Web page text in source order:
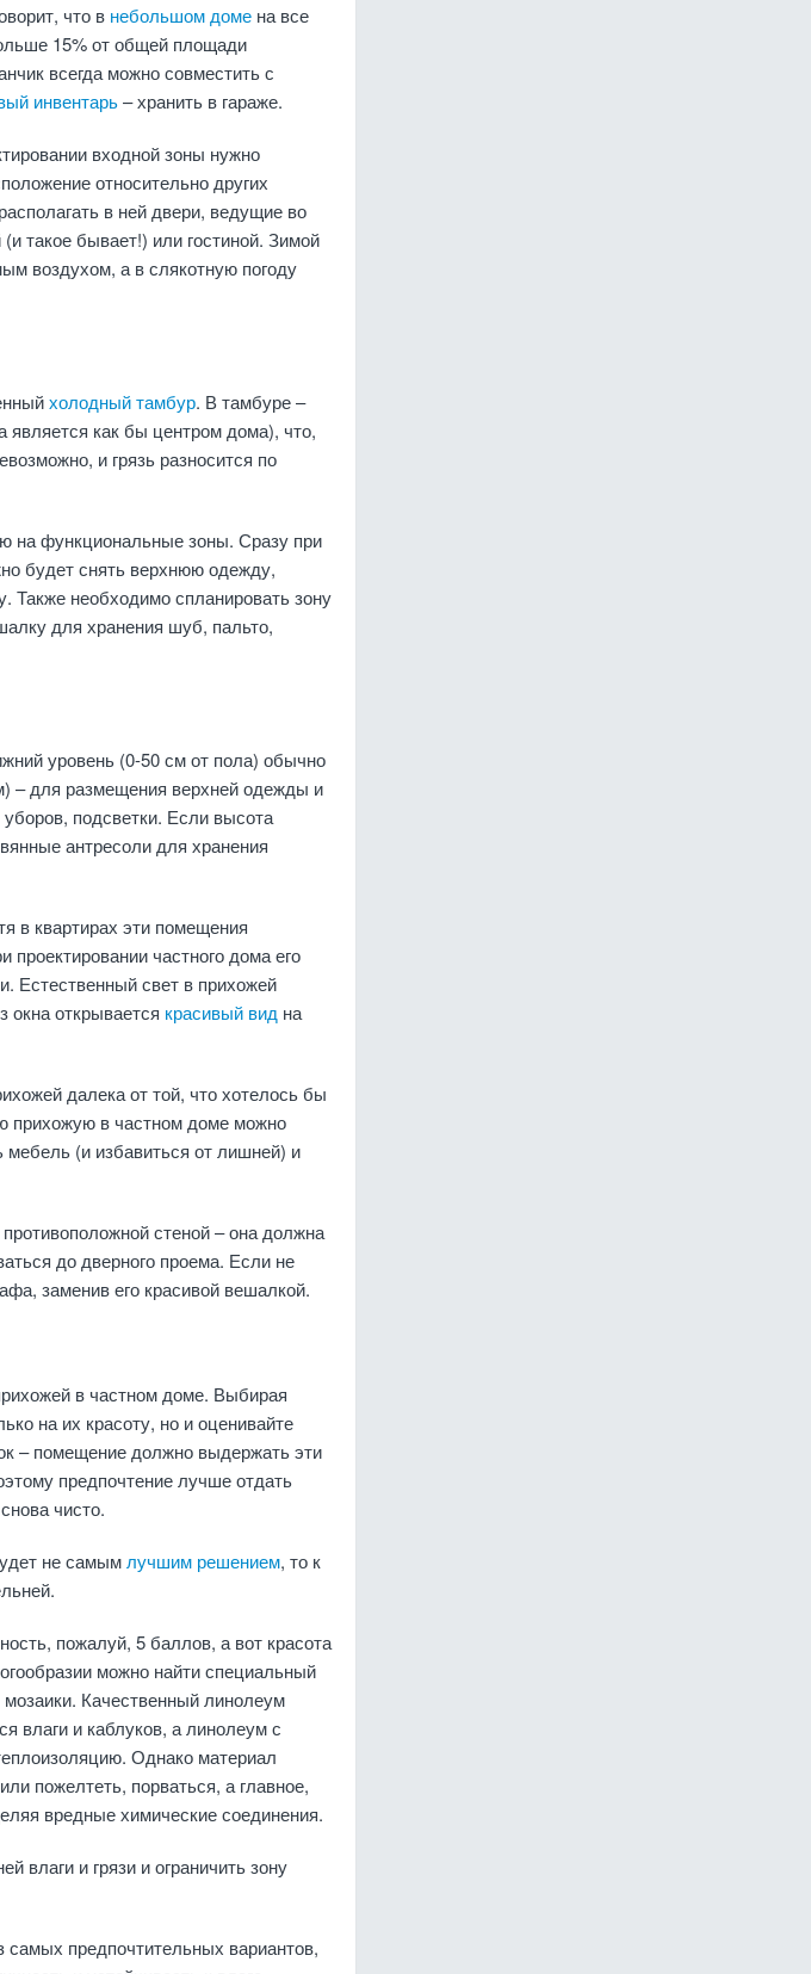
что в небольшом доме на все
15% от общей площади
всегда можно совместить с
инвентарь– хранить в гараже.
входной зоны нужно
относительно других
в ней двери, ведущие во
такое бывает!) или гостиной. Зимой
воздухом, а в слякотную погоду
холодный тамбур. В тамбуре –
является как бы центром дома), что,
и грязь разносится по
на функциональные зоны. Сразу при
будет снять верхнюю одежду,
Также необходимо спланировать зону
для хранения шуб, пальто,
уровень (0-50 см от пола) обычно
– для размещения верхней одежды и
подсветки. Если высота
антресоли для хранения
в квартирах эти помещения
проектировании частного дома его
Естественный свет в прихожей
окна открывается красивый вид на
далека от той, что хотелось бы
прихожую в частном доме можно
мебель (и избавиться от лишней) и
стеной – она должна
до дверного проема. Если не
заменив его красивой вешалкой.
в частном доме. Выбирая
на их красоту, но и оценивайте
– помещение должно выдержать эти
предпочтение лучше отдать
чисто.
не самым лучшим решением, то к
пожалуй, 5 баллов, а вот красота
можно найти специальный
Качественный линолеум
влаги и каблуков, а линолеум с
Однако материал
пожелтеть, порваться, а главное,
вредные химические соединения.
влаги и грязи и ограничить зону
предпочтительных вариантов,